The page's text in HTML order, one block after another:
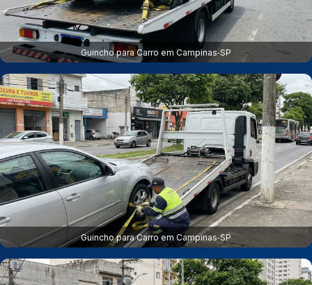
Guincho para Carro em Campinas‑SP
Guincho para Carro em Campinas‑SP